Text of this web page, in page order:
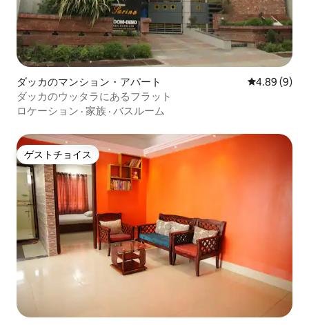
ダッカのマンション・アパート レビュー9件
4.89 (9)
ダッカのウッタラにあるフラット
ロケーション · 家族 · バスルーム
ゲストチョイス
ゲストチョイス